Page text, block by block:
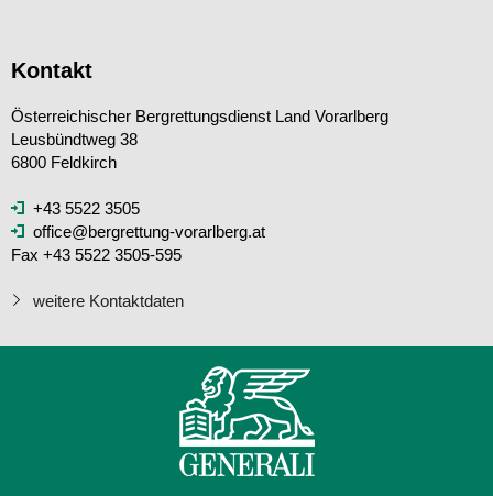
Kontakt
Österreichischer Bergrettungsdienst Land Vorarlberg
Leusbündtweg 38
6800 Feldkirch
+43 5522 3505
office@bergrettung-vorarlberg.at
Fax +43 5522 3505-595
weitere Kontaktdaten